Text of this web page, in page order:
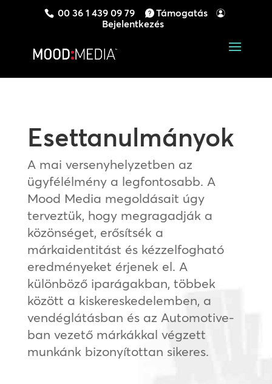
00 36 1 439 09 79
Támogatás
Bejelentkezés
Esettanulmányok
A mai versenyhelyzetben az
ügyfélélmény a legfontosabb. A
Mood Media megoldásait úgy
terveztük, hogy megragadják a
közönséget, erősítsék a
márkaidentitást és kézzelfogható
eredményeket érjenek el. A
különböző iparágakban, többek
között a kiskereskedelemben, a
vendéglátásban és az Automotive-
ban vezető márkákkal végzett
munkánk bizonyítottan sikeres.